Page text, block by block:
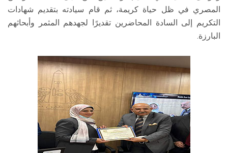
المصري في ظل حياة كريمة، ثم قام سيادته بتقديم شهادات
التكريم إلى السادة المحاضرين تقديرًا لجهدهم المثمر وأبحاثهم
البارزة.